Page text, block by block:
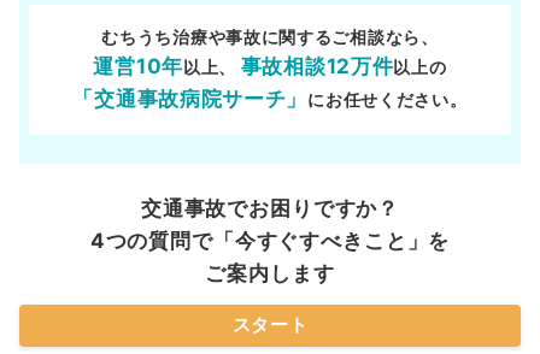
むちうち治療や事故に関するご相談なら、
運営10年以上、 事故相談12万件以上の
「交通事故病院サーチ」 にお任せください。
交通事故でお困りですか？
4つの質問で「今すぐすべきこと」を
ご案内します
スタート